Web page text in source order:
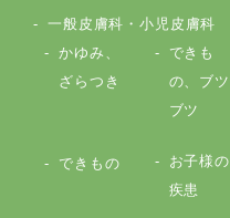
一般皮膚科・小児皮膚科
かゆみ、
ざらつき
できも
の、ブツ
ブツ
できもの
お子様の
疾患